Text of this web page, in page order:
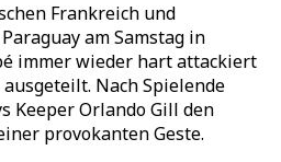
Frankreich und
am Samstag in
immer wieder hart attackiert
Nach Spielende
Keeper Orlando Gill den
provokanten Geste.